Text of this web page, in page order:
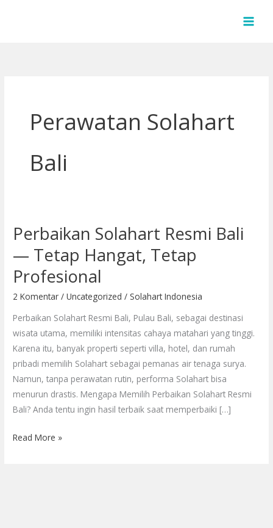
Perawatan Solahart
Bali
Perbaikan Solahart Resmi Bali
— Tetap Hangat, Tetap
Profesional
2 Komentar /Uncategorized / Solahart Indonesia
Perbaikan Solahart Resmi Bali, Pulau Bali, sebagai destinasi
wisata utama, memiliki intensitas cahaya matahari yang tinggi.
Karena itu, banyak properti seperti villa, hotel, dan rumah
pribadi memilih Solahart sebagai pemanas air tenaga surya.
Namun, tanpa perawatan rutin, performa Solahart bisa
menurun drastis. Mengapa Memilih Perbaikan Solahart Resmi
Bali? Anda tentu ingin hasil terbaik saat memperbaiki […]
Perbaikan
Resmi
Bali
—
Hangat,
Tetap
Profesional
Read More »